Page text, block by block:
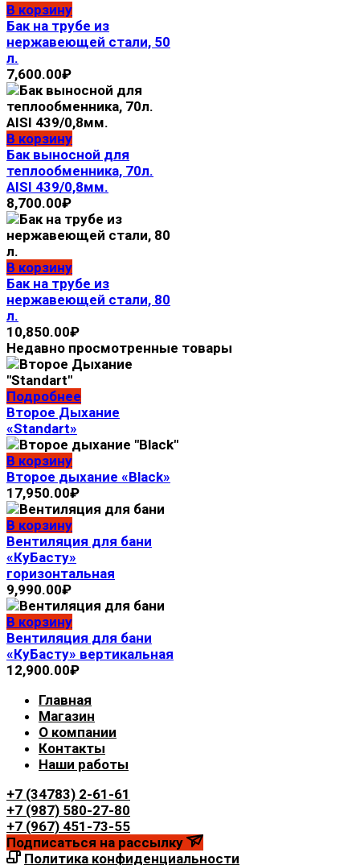
В корзину
Бак на трубе из
нержавеющей стали, 50
л.
7,600.00₽
В корзину
Бак выносной для
теплообменника, 70л.
AISI 439/0,8мм.
8,700.00₽
В корзину
Бак на трубе из
нержавеющей стали, 80
л.
10,850.00₽
Недавно просмотренные товары
Подробнее
Второе Дыхание
«Standart»
В корзину
Второе дыхание «Black»
17,950.00₽
В корзину
Вентиляция для бани
«КуБасту»
горизонтальная
9,990.00₽
В корзину
Вентиляция для бани
«КуБасту» вертикальная
12,900.00₽
Главная
Магазин
О компании
Контакты
Наши работы
+7 (34783) 2-61-61
+7 (987) 580-27-80
+7 (967) 451-73-55
Подписаться на рассылку
Политика конфиденциальности